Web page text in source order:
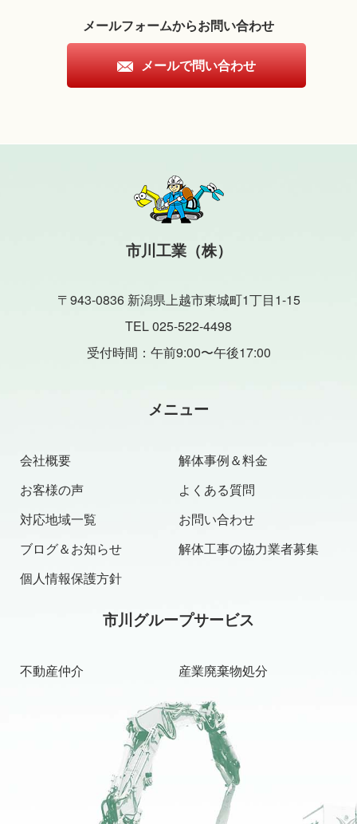
メールフォームからお問い合わせ
メールで問い合わせ
市川工業（株）
〒943-0836 新潟県上越市東城町1丁目1-15
TEL 025-522-4498
受付時間：午前9:00〜午後17:00
メニュー
会社概要
解体事例＆料金
お客様の声
よくある質問
対応地域一覧
お問い合わせ
ブログ＆お知らせ
解体工事の協力業者募集
個人情報保護方針
市川グループサービス
不動産仲介 産業廃棄物処分